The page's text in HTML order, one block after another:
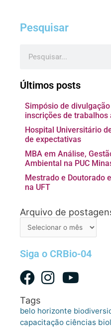
Pesquisar
Últimos posts
Simpósio de
inscrições de trabalhos
Hospital Universitário
de expectativas
MBA em Análise,
Ambiental na PUC
Mestrado e Doutorado
na UFT
Arquivo de
Arquivo
Siga o CRBio-04
Tags
belo horizonte
capacitação ciências